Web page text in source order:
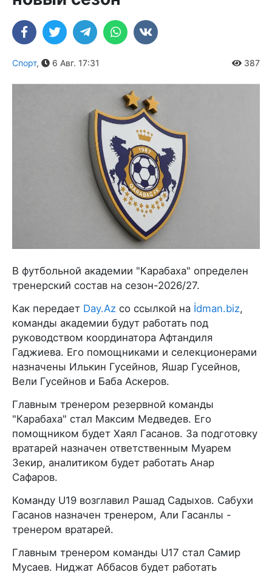
Спорт, 6 Авг. 17:31 387
В футбольной академии "Карабаха" определен
тренерский состав на сезон-2026/27.
Как передает Day.Az со ссылкой на İdman.biz,
команды академии будут работать под
руководством координатора Афтандиля
Гаджиева. Его помощниками и селекционерами
назначены Илькин Гусейнов, Яшар Гусейнов,
Вели Гусейнов и Баба Аскеров.
Главным тренером резервной команды
"Карабаха" стал Максим Медведев. Его
помощником будет Хаял Гасанов. За подготовку
вратарей назначен ответственным Муарем
Зекир, аналитиком будет работать Анар
Сафаров.
Команду U19 возглавил Рашад Садыхов. Сабухи
Гасанов назначен тренером, Али Гасанлы -
тренером вратарей.
Главным тренером команды U17 стал Самир
Мусаев. Ниджат Аббасов будет работать